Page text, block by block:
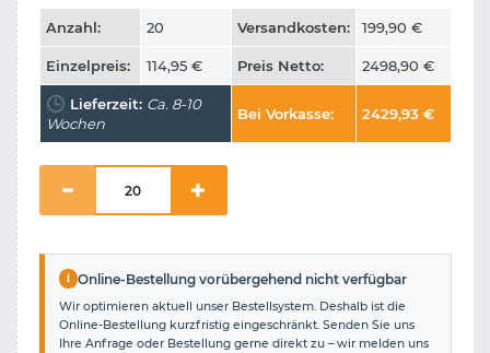
Anzahl: 20 Versandkosten: 199,90 €
Einzelpreis: 114,95 € Preis Netto: 2498,90 €
Lieferzeit: Ca. 8-10
Wochen
Bei Vorkasse: 2429,93 €
i Online-Bestellung vorübergehend nicht verfügbar
Wir optimieren aktuell unser Bestellsystem. Deshalb ist die
Online-Bestellung kurzfristig eingeschränkt. Senden Sie uns
Ihre Anfrage oder Bestellung gerne direkt zu – wir melden uns